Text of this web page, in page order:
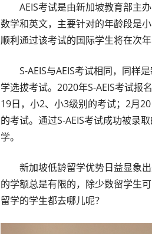
AEIS考试是由新加坡教育部主办
数学和英文，主要针对的年龄段是
顺利通过该考试的国际学生将在次
S-AEIS与AEIS考试相同，同样
学选拔考试。2020年S-AEIS考试报
19日，小2、小3级别的考试；2月
的考试。通过S-AEIS考试成功被录
学。
新加坡低龄留学优势日益显象出
的学额总是有限的，除少数留学生
留学的学生都去哪儿呢？